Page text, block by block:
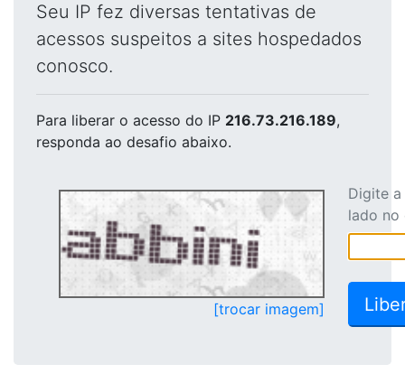
Seu IP fez diversas tentativas de
acessos suspeitos a sites hospedados
conosco.
Para liberar o acesso do IP 216.73.216.189,
responda ao desafio abaixo.
[trocar imagem]
Digite
lado no